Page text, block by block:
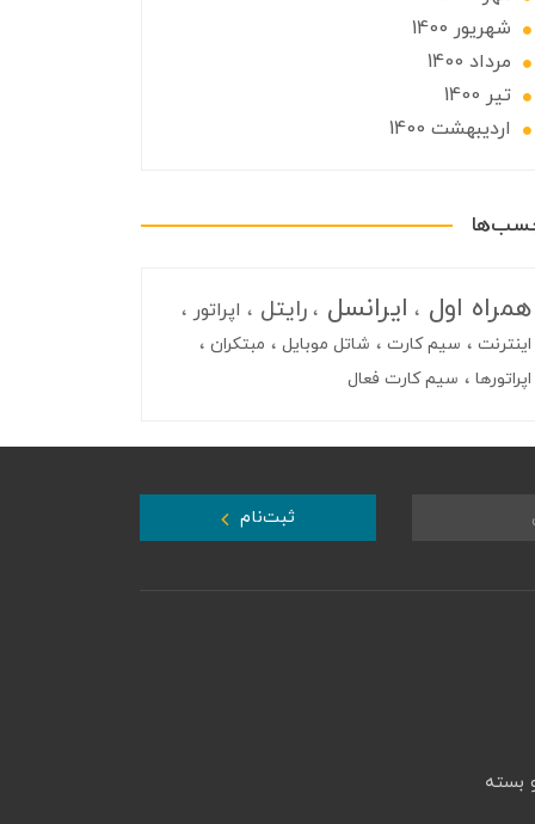
شهریور 1400
مرداد 1400
تير 1400
ارديبهشت 1400
همراه اول ایرانسل رایتل اپراتور
اینترنت سیم کارت شاتل موبایل
مبتکران
اپراتورها
سیم کارت فعال
ثبت‌نام
بسته